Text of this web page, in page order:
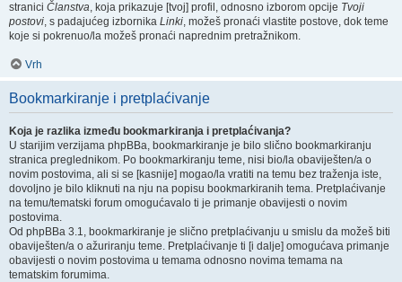
stranici Članstva, koja prikazuje [tvoj] profil, odnosno izborom opcije Tvoji
postovi, s padajućeg izbornika Linki, možeš pronaći vlastite postove, dok teme
koje si pokrenuo/la možeš pronaći naprednim pretražnikom.
Vrh
Bookmarkiranje i pretplaćivanje
Koja je razlika između bookmarkiranja i pretplaćivanja?
U starijim verzijama phpBBa, bookmarkiranje je bilo slično bookmarkiranju
stranica preglednikom. Po bookmarkiranju teme, nisi bio/la obaviješten/a o
novim postovima, ali si se [kasnije] mogao/la vratiti na temu bez traženja iste,
dovoljno je bilo kliknuti na nju na popisu bookmarkiranih tema. Pretplaćivanje
na temu/tematski forum omogućavalo ti je primanje obavijesti o novim
postovima.
Od phpBBa 3.1, bookmarkiranje je slično pretplaćivanju u smislu da možeš biti
obaviješten/a o ažuriranju teme. Pretplaćivanje ti [i dalje] omogućava primanje
obavijesti o novim postovima u temama odnosno novima temama na
tematskim forumima.